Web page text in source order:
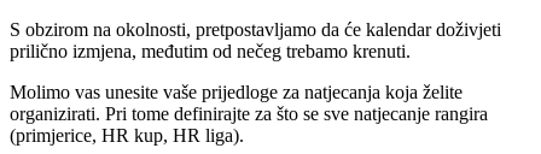
S obzirom na okolnosti, pretpostavljamo da će kalendar doživjeti
prilično izmjena, međutim od nečeg trebamo krenuti.
Molimo vas unesite vaše prijedloge za natjecanja koja želite
organizirati. Pri tome definirajte za što se sve natjecanje rangira
(primjerice, HR kup, HR liga).